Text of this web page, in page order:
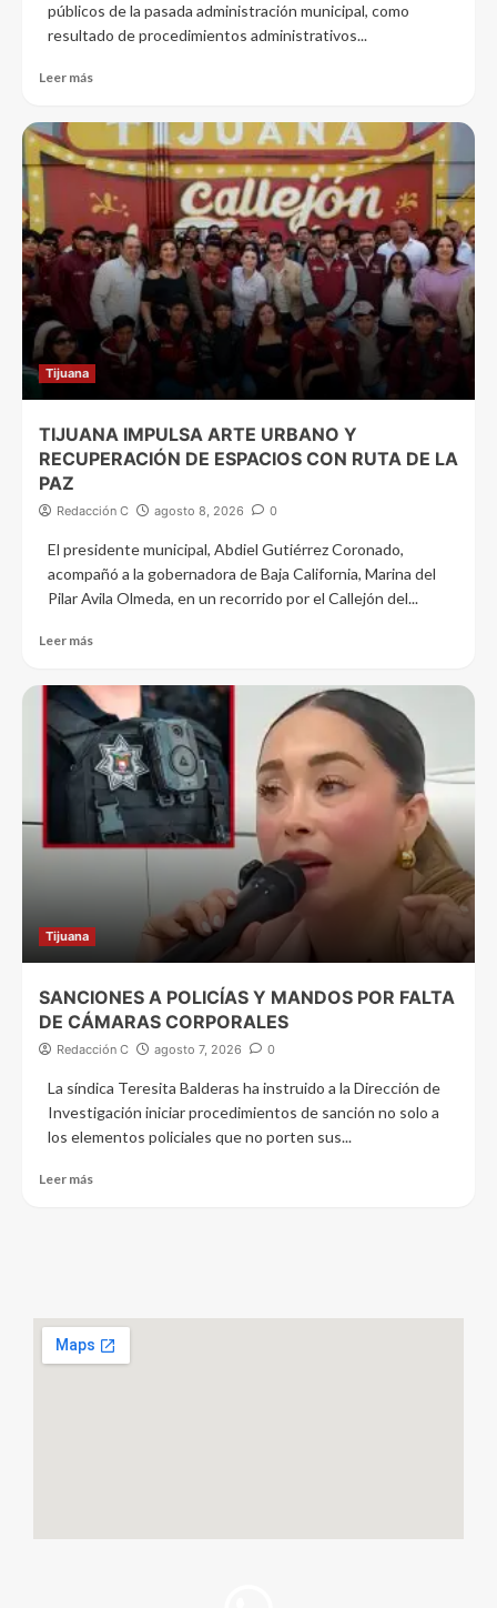
públicos de la pasada administración municipal, como
resultado de procedimientos administrativos...
Leer más
Tijuana
TIJUANA IMPULSA ARTE URBANO Y
RECUPERACIÓN DE ESPACIOS CON RUTA DE LA
PAZ
Redacción C agosto 8, 2026 0
El presidente municipal, Abdiel Gutiérrez Coronado,
acompañó a la gobernadora de Baja California, Marina del
Pilar Avila Olmeda, en un recorrido por el Callejón del...
Leer más
Tijuana
SANCIONES A POLICÍAS Y MANDOS POR FALTA
DE CÁMARAS CORPORALES
Redacción C agosto 7, 2026 0
La síndica Teresita Balderas ha instruido a la Dirección de
Investigación iniciar procedimientos de sanción no solo a
los elementos policiales que no porten sus...
Leer más